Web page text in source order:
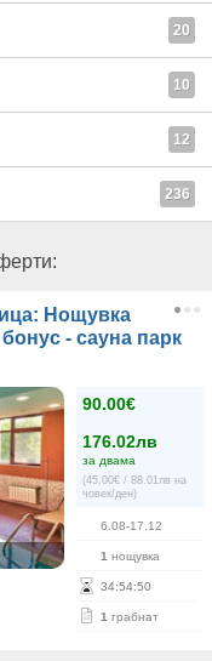
20
10
12
236
Нощувка
- сауна парк
90.00€
176.02лв
за двама
(45.00€ / 88.01лв на
човек/ден)
6.08-17.12
1 нощувка
34:54:50
1 грабнат